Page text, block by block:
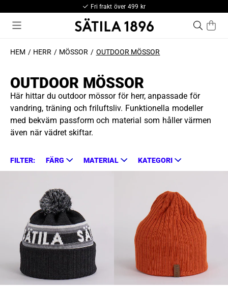
Fri frakt över 499 kr
HEM HERR MÖSSOR OUTDOOR MÖSSOR
OUTDOOR MÖSSOR
Här hittar du outdoor mössor för herr, anpassade för
vandring, träning och friluftsliv. Funktionella modeller
med bekväm passform och material som håller värmen
även när vädret skiftar.
FILTER: FÄRG MATERIAL KATEGORI